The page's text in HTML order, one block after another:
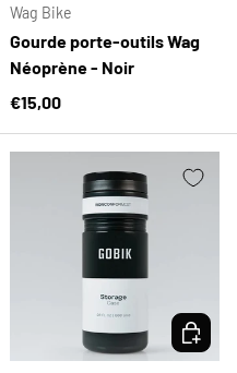
Wag Bike
Gourde porte-outils Wag
Néoprène - Noir
Prix habituel
€15,00
OPTIONS